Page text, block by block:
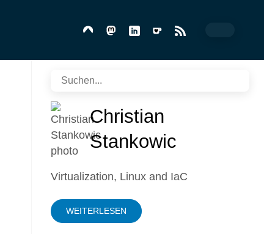
Christian
Stankowic
Virtualization, Linux and IaC
WEITERLESEN